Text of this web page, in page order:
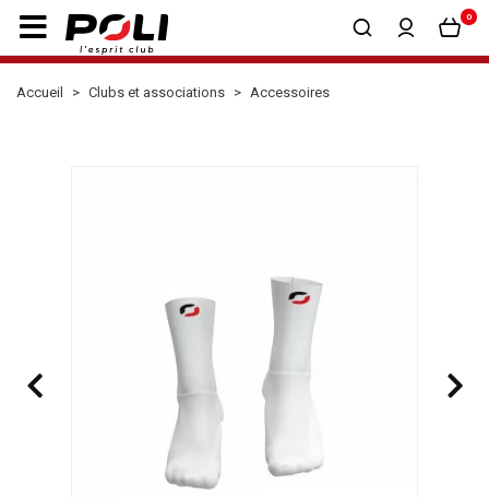
0
Accueil Clubs et associations Accessoires